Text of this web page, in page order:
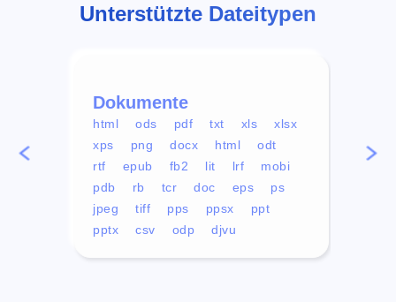
Unterstützte Dateitypen
Dokumente
html ods pdf txt xls
xlsx
xps
png docx html
odt
rtf
epub fb2 lit lrf
mobi
pdb
rb tcr doc eps
ps
jpeg
tiff pps ppsx
ppt
pptx
csv odp djvu
mp4